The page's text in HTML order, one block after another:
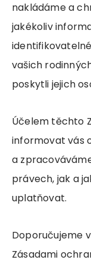
nakládáme a
jakékoliv
vašich
poskytli jejich
Účelem těchto
informovat vás
a
právech, jak a
uplatňovat.
Doporučujeme
Zásadami